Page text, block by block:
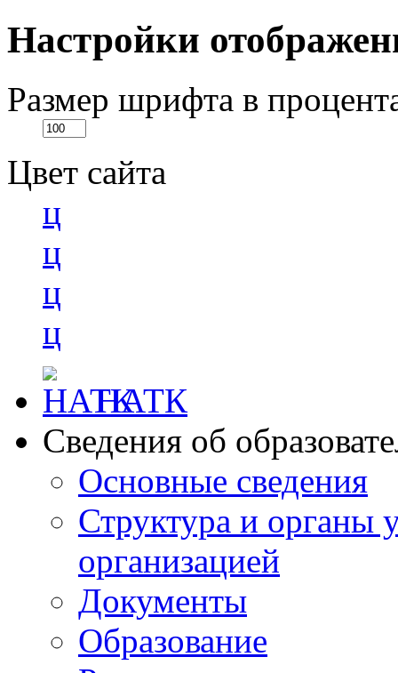
Настройки
Размер шрифта в
Цвет сайта
ц
ц
ц
ц
НАТК
Сведения об
Основные сведения
Структура и органы
организацией
Документы
Образование